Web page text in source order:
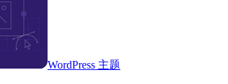
WordPress 主题